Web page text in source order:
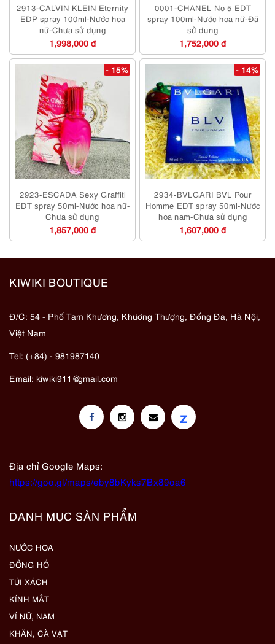
2913-CALVIN KLEIN Eternity
EDP spray 100ml-Nước hoa
nữ-Chưa sử dụng
1,998,000 đ
0001-CHANEL No 5 EDT
spray 100ml-Nước hoa nữ-Đã
sử dụng
1,752,000 đ
- 15%
2923-ESCADA Sexy Graffiti
EDT spray 50ml-Nước hoa nữ-
Chưa sử dụng
1,857,000 đ
- 14%
2934-BVLGARI BVL Pour
Homme EDT spray 50ml-Nước
hoa nam-Chưa sử dụng
1,607,000 đ
KIWIKI BOUTIQUE
Đ/C: 54 - Phố Tam Khương, Khương Thượng, Đống Đa, Hà Nội,
Việt Nam
Tel: (+84) - 981987140
Email: kiwiki911@gmail.com
z
Địa chỉ Google Maps:
https://goo.gl/maps/eby8bKyks7Bx89oa6
DANH MỤC SẢN PHẨM
NƯỚC HOA
ĐỒNG HỒ
TÚI XÁCH
KÍNH MẮT
VÍ NỮ, NAM
KHĂN, CÀ VẠT